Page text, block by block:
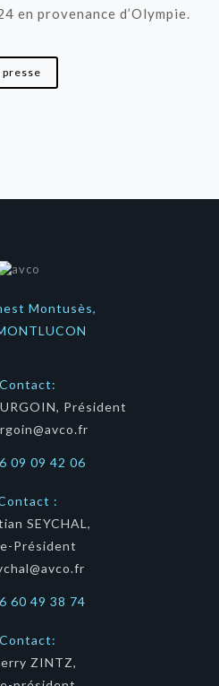
en provenance d’Olympie.
Montusès,
Contact:
Président
09 09 42 06
:
SEYCHAL,
Président
60 49 38 74
Contact:
ZINTZ,